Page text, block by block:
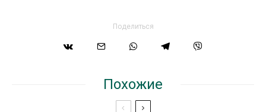
Поделиться
Похожие